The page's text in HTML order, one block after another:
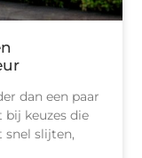
dan een paar
keuzes die
snel slijten,